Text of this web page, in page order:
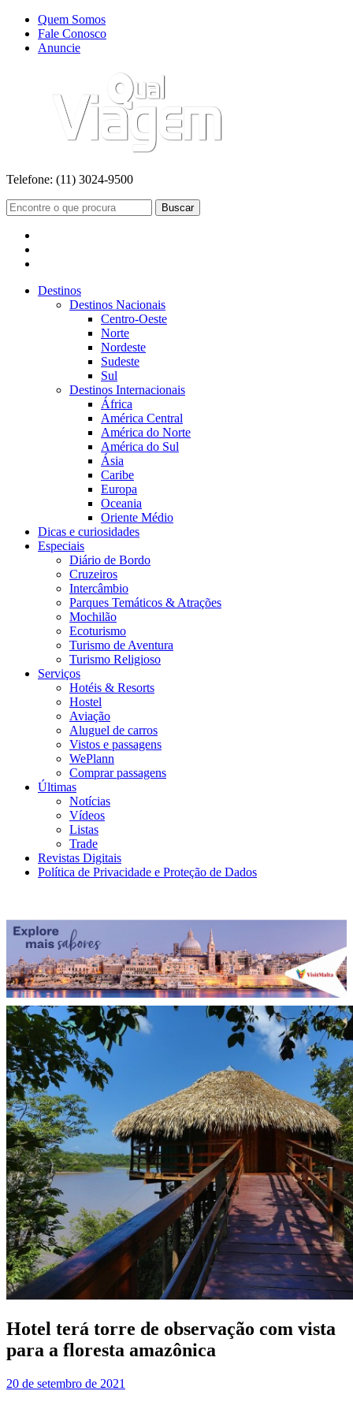
Quem Somos
Fale Conosco
Anuncie
Telefone: (11) 3024-9500
Buscar
Destinos
Destinos Nacionais
Centro-Oeste
Norte
Nordeste
Sudeste
Sul
Destinos Internacionais
África
América Central
América do Norte
América do Sul
Ásia
Caribe
Europa
Oceania
Oriente Médio
Dicas e curiosidades
Especiais
Diário de Bordo
Cruzeiros
Intercâmbio
Parques Temáticos & Atrações
Mochilão
Ecoturismo
Turismo de Aventura
Turismo Religioso
Serviços
Hotéis & Resorts
Hostel
Aviação
Aluguel de carros
Vistos e passagens
WePlann
Comprar passagens
Últimas
Notícias
Vídeos
Listas
Trade
Revistas Digitais
Política de Privacidade e Proteção de Dados
Hotel terá torre de observação com vista
para a floresta amazônica
20 de setembro de 2021